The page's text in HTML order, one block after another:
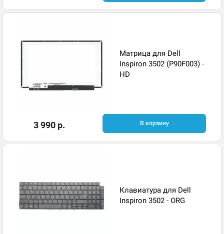
Матрица для Dell
Inspiron 3502 (P90F003) -
HD
3 990 р. В корзину
Клавиатура для Dell
Inspiron 3502 - ORG